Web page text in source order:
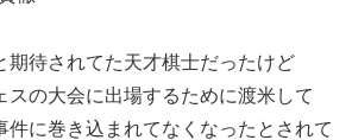
期待されてた天才棋士だったけど
スの大会に出場するために渡米して
件に巻き込まれてなくなったとされて